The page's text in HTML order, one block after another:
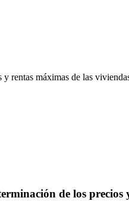
rentas máximas de las
de los precios